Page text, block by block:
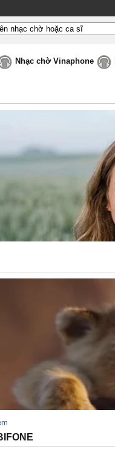
Nhạc chờ Vinaphone